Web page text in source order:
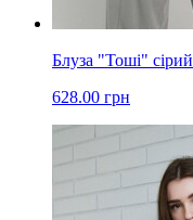
Блуза "Тоші" сірий
628.00 грн